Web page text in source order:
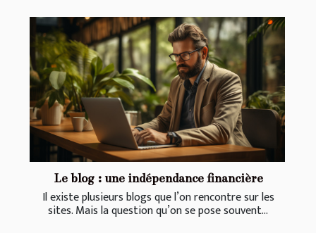
Le blog : une indépendance financière
Il existe plusieurs blogs que l’on rencontre sur les
sites. Mais la question qu’on se pose souvent...